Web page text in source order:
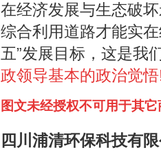
在经济发展与生态破
综合利用道路才能实
五”发展目标，这是我
政领导基本的政治觉
图文未经授权不可用于其
四川浦清环保科技有